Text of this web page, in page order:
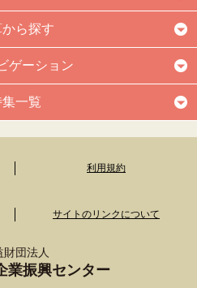
ら探す
ゲーション
一覧
利用規約
サイトのリンクについて
財団法人
業振興センター